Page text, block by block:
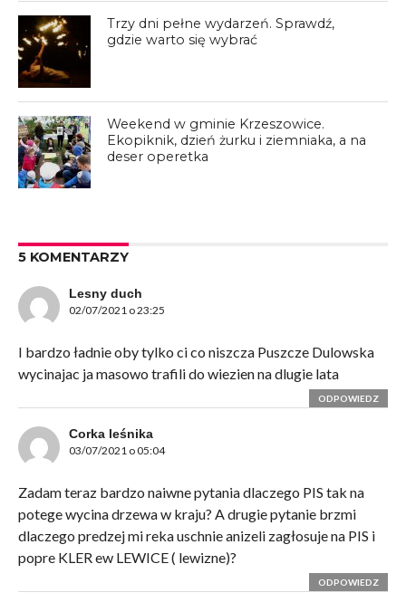
Trzy dni pełne wydarzeń. Sprawdź,
gdzie warto się wybrać
Weekend w gminie Krzeszowice.
Ekopiknik, dzień żurku i ziemniaka, a na
deser operetka
5 KOMENTARZY
Lesny duch
02/07/2021 o 23:25
I bardzo ładnie oby tylko ci co niszcza Puszcze Dulowska
wycinajac ja masowo trafili do wiezien na dlugie lata
ODPOWIEDZ
Corka leśnika
03/07/2021 o 05:04
Zadam teraz bardzo naiwne pytania dlaczego PIS tak na
potege wycina drzewa w kraju? A drugie pytanie brzmi
dlaczego predzej mi reka uschnie anizeli zagłosuje na PIS i
popre KLER ew LEWICE ( lewizne)?
ODPOWIEDZ